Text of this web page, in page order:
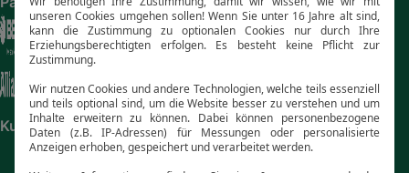
Kundenbewertungen